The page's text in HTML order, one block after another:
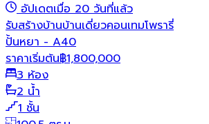
อัปเดตเมื่อ 20 วันที่แล้ว
รับสร้างบ้านบ้านเดี่ยวคอนเทมโพรารี่
ปั้นหยา - A40
ราคาเริ่มต้น฿1,800,000
3 ห้อง
2 น้ำ
1 ชั้น